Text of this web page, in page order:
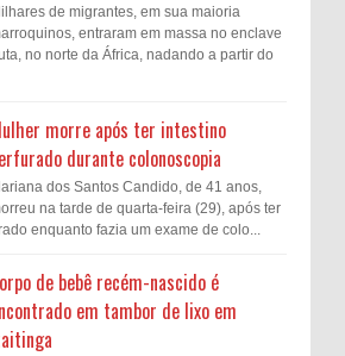
de migrantes, em sua maioria
entraram em massa no enclave
no norte da África, nadando a partir do
morre após ter intestino
durante colonoscopia
dos Santos Candido, de 41 anos,
na tarde de quarta-feira (29), após ter
enquanto fazia um exame de colo...
de bebê recém-nascido é
em tambor de lixo em